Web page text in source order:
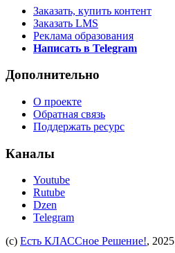
Заказать, купить контент
Заказать LMS
Реклама образования
Написать в Telegram
Дополнительно
О проекте
Обратная связь
Поддержать ресурс
Каналы
Youtube
Rutube
Dzen
Telegram
(c) Есть КЛАССное Решение!, 2025